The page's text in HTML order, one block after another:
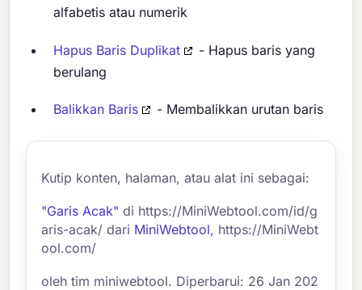
alfabetis atau numerik
Hapus Baris Duplikat
- Hapus baris yang
berulang
Balikkan Baris - Membalikkan urutan baris
Kutip konten, halaman, atau alat ini sebagai:
"Garis Acak" di https://MiniWebtool.com/id/g
aris-acak/ dari MiniWebtool, https://MiniWebt
ool.com/
oleh tim miniwebtool. Diperbarui: 26 Jan 202